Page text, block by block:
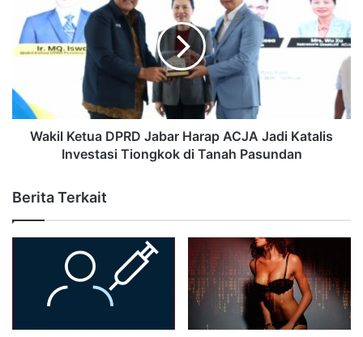
Wakil Ketua DPRD Jabar Harap ACJA Jadi Katalis
Investasi Tiongkok di Tanah Pasundan
Berita Terkait